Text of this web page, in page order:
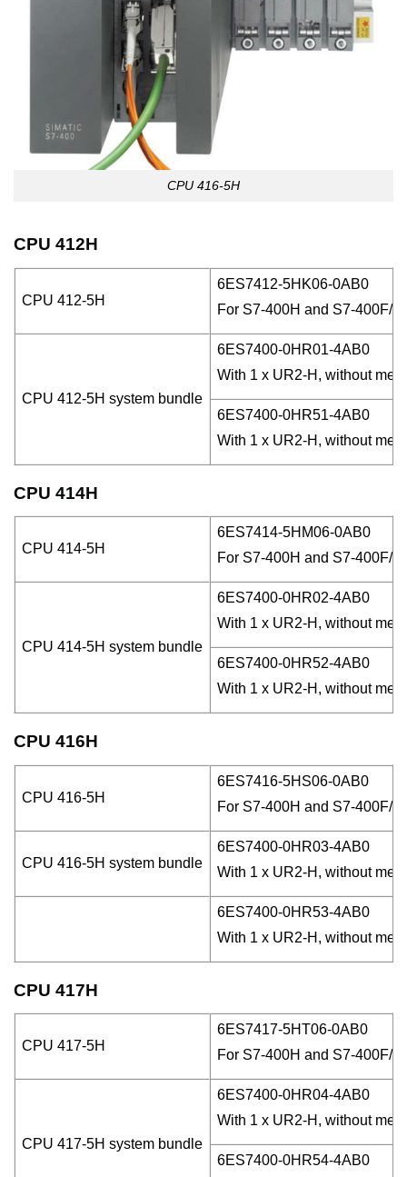
CPU 416-5H
CPU 412H
CPU 412-5H
6ES7412-5HK06-0AB0
For S7-400H and S7-400F/
CPU 412-5H system bundle
6ES7400-0HR01-4AB0
With 1 x UR2-H, without
6ES7400-0HR51-4AB0
With 1 x UR2-H, without
CPU 414H
CPU 414-5H
6ES7414-5HM06-0AB0
For S7-400H and S7-400F/
CPU 414-5H system bundle
6ES7400-0HR02-4AB0
With 1 x UR2-H, without
6ES7400-0HR52-4AB0
With 1 x UR2-H, without
CPU 416H
CPU 416-5H
6ES7416-5HS06-0AB0
For S7-400H and S7-400F/
CPU 416-5H system bundle
6ES7400-0HR03-4AB0
With 1 x UR2-H, without
6ES7400-0HR53-4AB0
With 1 x UR2-H, without
CPU 417H
CPU 417-5H
6ES7417-5HT06-0AB0
For S7-400H and S7-400F/
CPU 417-5H system bundle
6ES7400-0HR04-4AB0
With 1 x UR2-H, without
6ES7400-0HR54-4AB0